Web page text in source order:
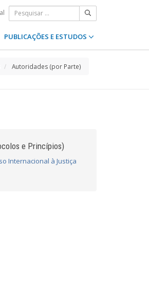
PUBLICAÇÕES E ESTUDOS
Autoridades (por Parte)
e Princípios)
Internacional à Justiça